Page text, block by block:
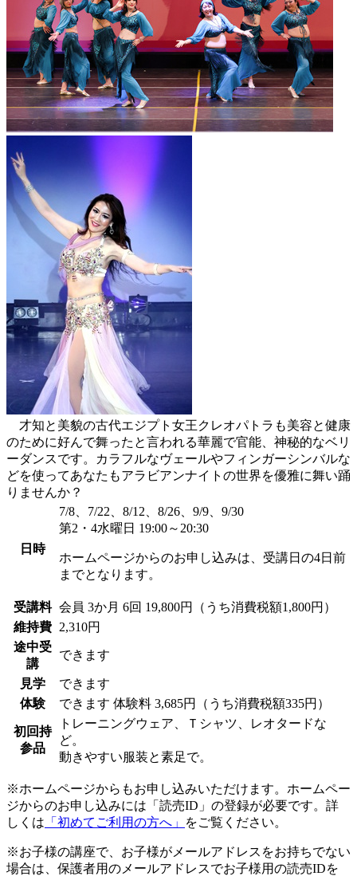
才知と美貌の古代エジプト女王クレオパトラも美容と健康
のために好んで舞ったと言われる華麗で官能、神秘的なベリ
ーダンスです。カラフルなヴェールやフィンガーシンバルな
どを使ってあなたもアラビアンナイトの世界を優雅に舞い踊
りませんか？
日時
7/8、7/22、8/12、8/26、9/9、9/30
第2・4水曜日 19:00～20:30
ホームページからのお申し込みは、受講日の4日前
までとなります。
受講料 会員 3か月 6回 19,800円（うち消費税額1,800円）
維持費
2,310円
途中受
講
できます
見学
できます
体験
できます 体験料 3,685円（うち消費税額335円）
初回持
参品
トレーニングウェア、Ｔシャツ、レオタードな
ど。
動きやすい服装と素足で。
※ホームページからもお申し込みいただけます。ホームペー
ジからのお申し込みには「読売ID」の登録が必要です。詳
しくは 「初めてご利用の方へ」 をご覧ください。
※お子様の講座で、お子様がメールアドレスをお持ちでない
場合は、保護者用のメールアドレスでお子様用の読売IDを